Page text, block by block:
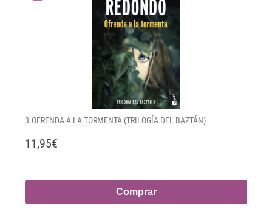
3.OFRENDA A LA TORMENTA (TRILOGÍA DEL BAZTÁN)
11,95€
Comprar